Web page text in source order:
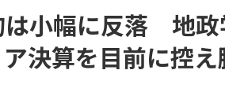
は小幅に反落 地
決算を目前に控